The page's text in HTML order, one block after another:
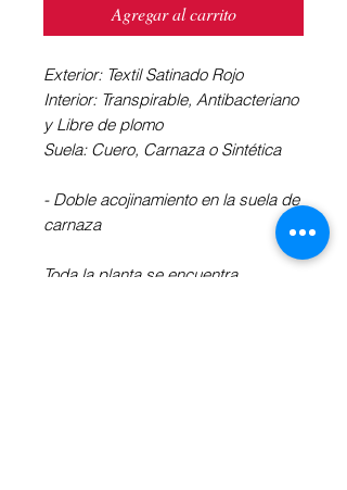
Agregar al carrito
Exterior: Textil Satinado Rojo
Interior: Transpirable, Antibacteriano
y Libre de plomo
Suela: Cuero, Carnaza o Sintética
- Doble acojinamiento en la suela de
carnaza
Toda la planta se encuentra